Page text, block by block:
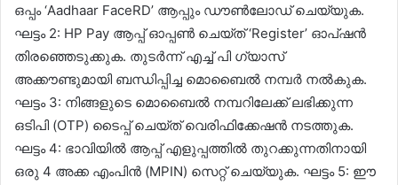
ഒപ്പം ‘Aadhaar FaceRD’ ആപ്പും ഡൗൺലോഡ് ചെയ്യുക.
ഘട്ടം 2: HP Pay ആപ്പ് ഓപ്പൺ ചെയ്ത് ‘Register’ ഓപ്ഷൻ
തിരഞ്ഞെടുക്കുക. തുടർന്ന് എച്ച് പി ഗ്യാസ്
അക്കൗണ്ടുമായി ബന്ധിപ്പിച്ച മൊബൈൽ നമ്പർ നൽകുക.
ഘട്ടം 3: നിങ്ങളുടെ മൊബൈൽ നമ്പറിലേക്ക് ലഭിക്കുന്ന
ഒടിപി (OTP) ടൈപ്പ് ചെയ്ത് വെരിഫിക്കേഷൻ നടത്തുക.
ഘട്ടം 4: ഭാവിയിൽ ആപ്പ് എളുപ്പത്തിൽ തുറക്കുന്നതിനായി
ഒരു 4 അക്ക എംപിൻ (MPIN) സെറ്റ് ചെയ്യുക. ഘട്ടം 5: ഈ